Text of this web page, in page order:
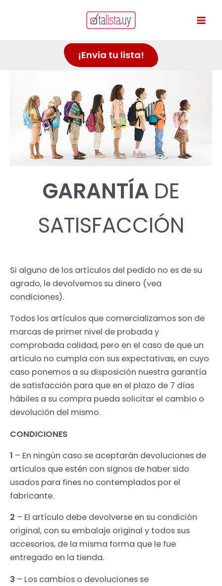
¡Envia tu lista!
GARANTÍA DE
SATISFACCIÓN
Si alguno de los artículos del pedido no es de su
agrado, le devolvemos su dinero (vea
condiciones).
Todos los artículos que comercializamos son de
marcas de primer nivel de probada y
comprobada calidad, pero en el caso de que un
artículo no cumpla con sus expectativas, en cuyo
caso ponemos a su disposición nuestra garantía
de satisfacción para que en el plazo de 7 días
hábiles a su compra pueda solicitar el cambio o
devolución del mismo.
CONDICIONES
1 – En ningún caso se aceptarán devoluciones de
artículos que estén con signos de haber sido
usados para fines no contemplados por el
fabricante.
2 – El artículo debe devolverse en su condición
original, con su embalaje original y todos sus
accesorios, de la misma forma que le fue
entregado en la tienda.
3 – Los cambios o devoluciones se